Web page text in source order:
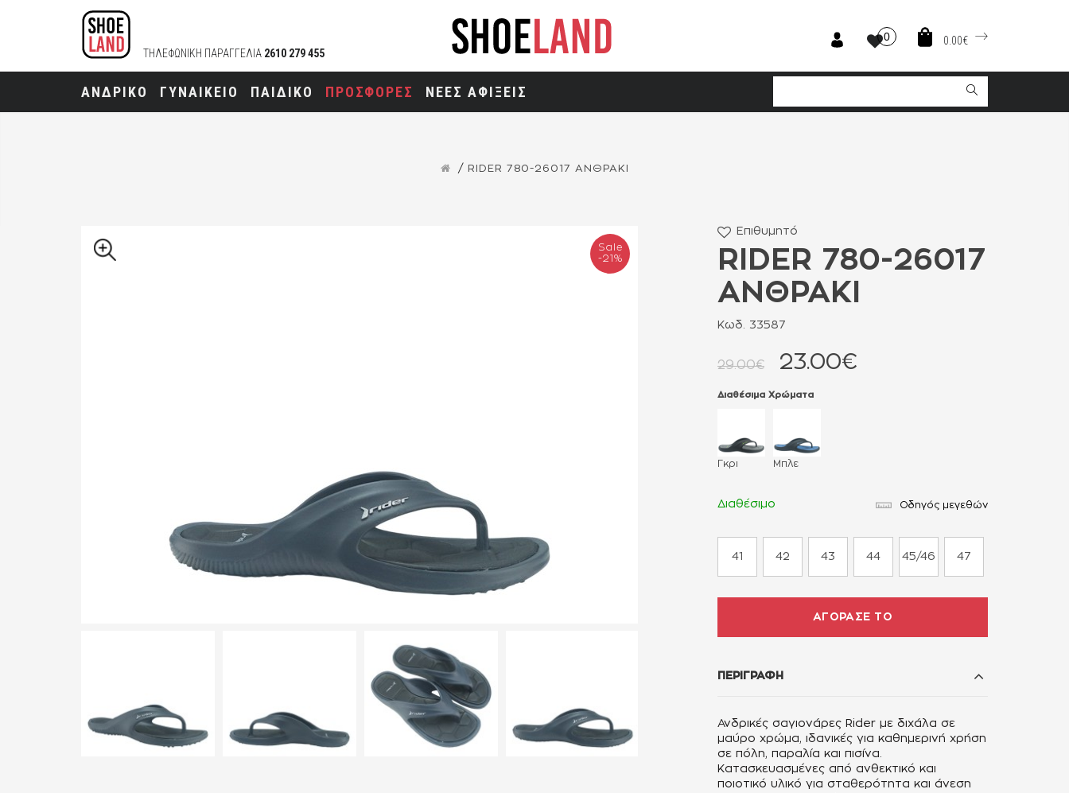
ΤΗΛΕΦΩΝΙΚΗ ΠΑΡΑΓΓΕΛΙΑ 2610 279 455
0 0.00€
ΑΝΔΡΙΚΟ ΓΥΝΑΙΚΕΙΟ ΠΑΙΔΙΚΟ ΠΡΟΣΦΟΡΕΣ ΝΕΕΣ ΑΦΙΞΕΙΣ
RIDER 780-26017 ΑΝΘΡΑΚΙ
Sale
-21%
Επιθυμητό
RIDER 780-26017
ΑΝΘΡΑΚΙ
Κωδ. 33587
29.00€ 23.00€
Διαθέσιμα Χρώματα
Γκρι Μπλε
Διαθέσιμο Οδηγός μεγεθών
41 42 43 44 45/46 47
ΑΓΟΡΑΣΕ ΤΟ
ΠΕΡΙΓΡΑΦΗ
Ανδρικές σαγιονάρες Rider με διχάλα σε
μαύρο χρώμα, ιδανικές για καθημερινή χρήση
σε πόλη, παραλία και πισίνα.
Κατασκευασμένες από ανθεκτικό και
ποιοτικό υλικό για σταθερότητα και άνεση